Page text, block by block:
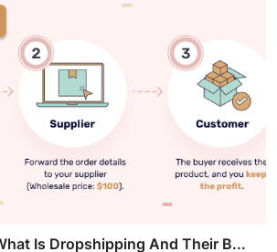
What Is Dropshipping And Their B...